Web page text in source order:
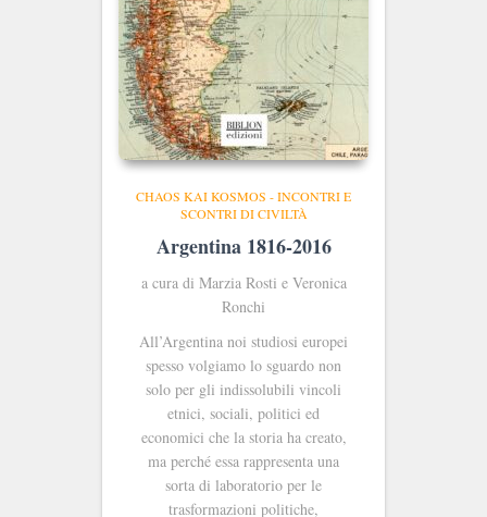
CHAOS KAI KOSMOS - INCONTRI E
SCONTRI DI CIVILTÀ
Argentina 1816-2016
a cura di Marzia Rosti e Veronica
Ronchi
All’Argentina noi studiosi europei
spesso volgiamo lo sguardo non
solo per gli indissolubili vincoli
etnici, sociali, politici ed
economici che la storia ha creato,
ma perché essa rappresenta una
sorta di laboratorio per le
trasformazioni politiche,